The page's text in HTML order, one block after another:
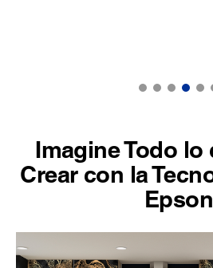
Imagine Todo lo
Crear con la
Epson